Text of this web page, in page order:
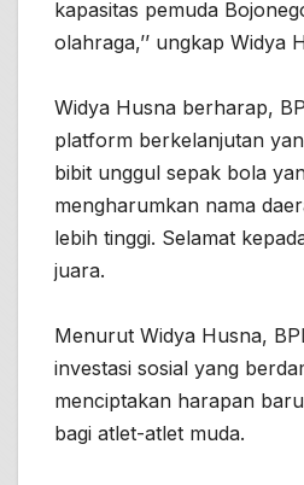
kapasitas pemuda
olahraga,’’ ungkap Widya
Widya Husna berharap,
platform berkelanjutan
bibit unggul sepak bola
mengharumkan nama
lebih tinggi. Selamat
juara.
Menurut Widya Husna,
investasi sosial yang
menciptakan harapan
bagi atlet-atlet muda.